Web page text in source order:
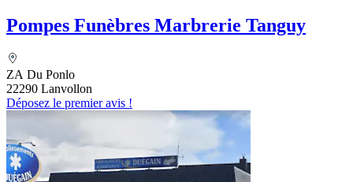
Pompes Funèbres Marbrerie Tanguy
ZA Du Ponlo
22290 Lanvollon
Déposez le premier avis !